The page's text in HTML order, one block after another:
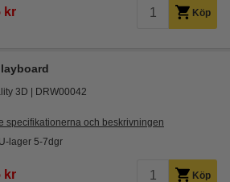
kr Köp
3D DRW00042
specifikationerna och beskrivningen
lager 5-7dgr
kr Köp